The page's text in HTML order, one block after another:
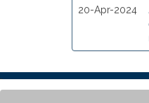
20-Apr-2024